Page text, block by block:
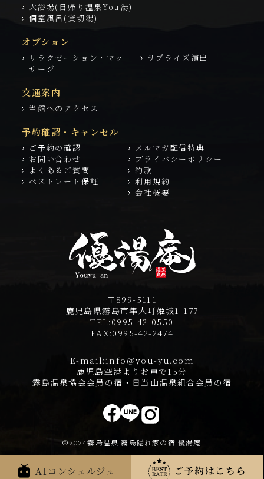
大浴場(日帰り温泉You湯)
個室風呂(貸切湯)
オプション
リラクゼーション・マッ
サージ
サプライズ演出
交通案内
当館へのアクセス
予約確認・キャンセル
ご予約の確認
メルマガ配信特典
お問い合わせ
プライバシーポリシー
よくあるご質問
約款
ベストレート保証
利用規約
会社概要
〒899-5111
鹿児島県霧島市隼人町姫城1-177
TEL: 0995-42-0550
FAX:0995-42-2474
E-mail:info@you-yu.com
鹿児島空港よりお車で15分
霧島温泉協会会員の宿・日当山温泉組合会員の宿
©2024霧島温泉 霧島隠れ家の宿 優湯庵